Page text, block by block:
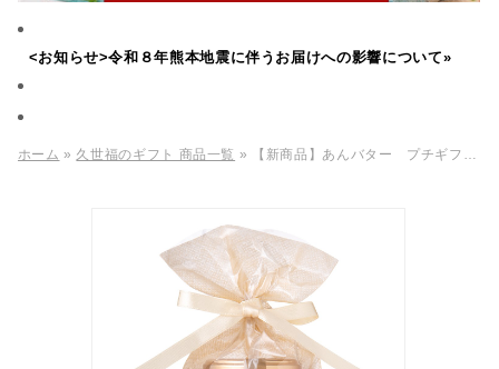
<お知らせ>令和８年熊本地震に伴うお届けへの影響について»
ホーム » 久世福のギフト 商品一覧 » 【新商品】あんバター プチギフト（ラッピング付き・紙袋同送）